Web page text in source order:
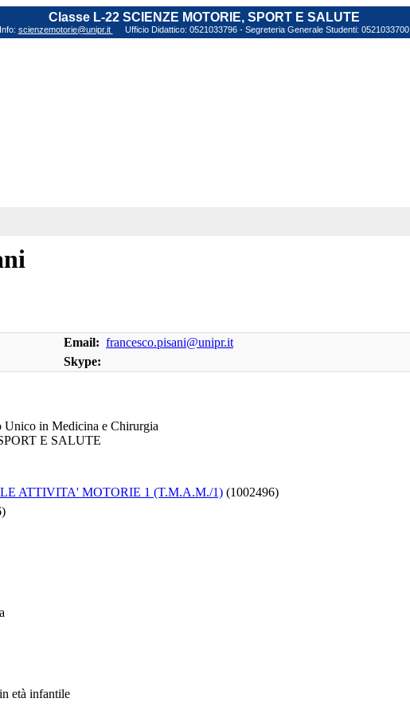
Classe L-22 SCIENZE MOTORIE, SPORT E SALUTE
Info: scienzemotorie@unipr.it Ufficio Didattico: 0521033796 - Segreteria Generale Studenti: 0521033700
Email: francesco.pisani@unipr.it
Skype:
Unico in Medicina e Chirurgia
E SALUTE
ATTIVITA' MOTORIE 1 (T.M.A.M./1) (1002496)
età infantile